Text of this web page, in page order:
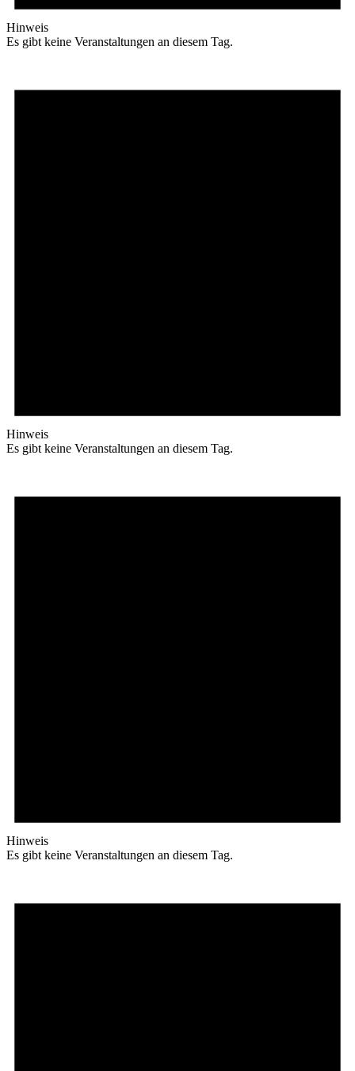
Hinweis
Es gibt keine Veranstaltungen an diesem Tag.
Hinweis
Es gibt keine Veranstaltungen an diesem Tag.
Hinweis
Es gibt keine Veranstaltungen an diesem Tag.